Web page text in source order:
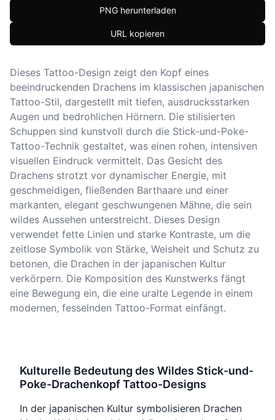
PNG herunterladen
URL kopieren
Dieses Tattoo-Design zeigt den Kopf eines
beeindruckenden Drachens im klassischen japanischen
Tattoo-Stil, dargestellt mit tiefen, ausdrucksstarken
Augen und bedrohlichen Hörnern. Die stilisierten
Schuppen sind kunstvoll durch die Stick-und-Poke-
Tattoo-Technik gestaltet, was einen rohen, intensiven
visuellen Eindruck vermittelt. Das Gesicht des
Drachens strotzt vor dynamischer Energie, mit
geschmeidigen, fließenden Barthaare und einer
markanten, elegant geschwungenen Mähne, die sein
wildes Aussehen unterstreicht. Dieses Design
verwendet fette Linien und starke Kontraste, um die
zeitlose Symbolik von Stärke, Weisheit und Schutz zu
betonen, die Drachen in der japanischen Kultur
verkörpern. Die Komposition des Kunstwerks fängt
eine Bewegung ein, die eine uralte Legende in einem
modernen, fesselnden Tattoo-Format einfängt.
Kulturelle Bedeutung des Wildes Stick-und-
Poke-Drachenkopf Tattoo-Designs
In der japanischen Kultur symbolisieren Drachen